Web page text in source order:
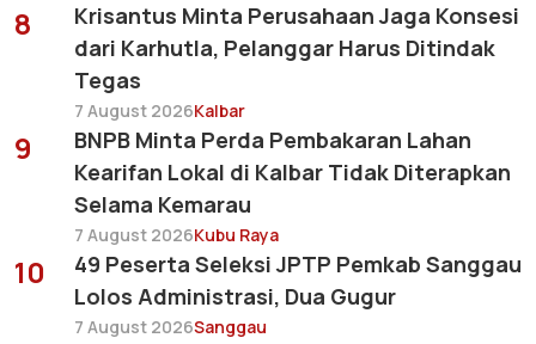
8
Krisantus Minta Perusahaan Jaga Konsesi
dari Karhutla, Pelanggar Harus Ditindak
Tegas
7 August 2026Kalbar
9
BNPB Minta Perda Pembakaran Lahan
Kearifan Lokal di Kalbar Tidak Diterapkan
Selama Kemarau
7 August 2026Kubu Raya
10
49 Peserta Seleksi JPTP Pemkab Sanggau
Lolos Administrasi, Dua Gugur
7 August 2026Sanggau